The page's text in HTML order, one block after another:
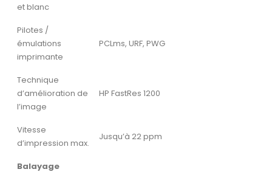
et blanc
Pilotes /
émulations
imprimante
PCLms, URF, PWG
Technique
d’amélioration de
l’image
HP FastRes 1200
Vitesse
d’impression max.
Jusqu’à 22 ppm
Balayage